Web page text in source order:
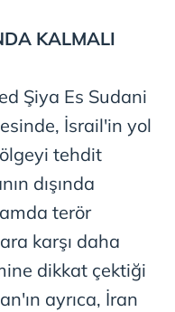
KALMALI
Şiya Es Sudani
İsrail'in yol
tehdit
dışında
terör
karşı daha
dikkat çektiği
ayrıca, İran